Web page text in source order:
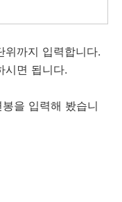
위까지 입력합니다.
시면 됩니다.
을 입력해 봤습니